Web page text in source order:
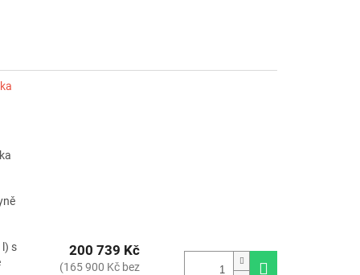
s
200 739 Kč
(165 900 Kč bez